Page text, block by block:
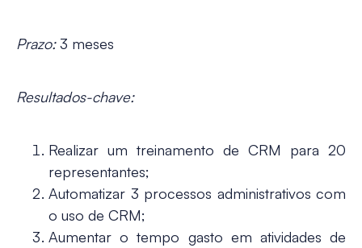
Prazo:3 meses
Resultados-chave:
Realizar um treinamento de CRM para 20
representantes;
Automatizar 3 processos administrativos com
o uso de CRM;
Aumentar o tempo gasto em atividades de